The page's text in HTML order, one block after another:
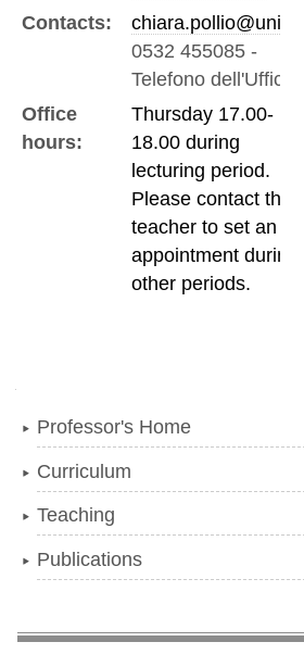
Contacts:
chiara.pollio@unife.it
0532 455085 -
Telefono dell'Ufficio
Office
hours:
Thursday 17.00-
18.00 during
lecturing period.
Please contact the
teacher to set an
appointment during
other periods.
Professor's Home
Curriculum
Teaching
Publications